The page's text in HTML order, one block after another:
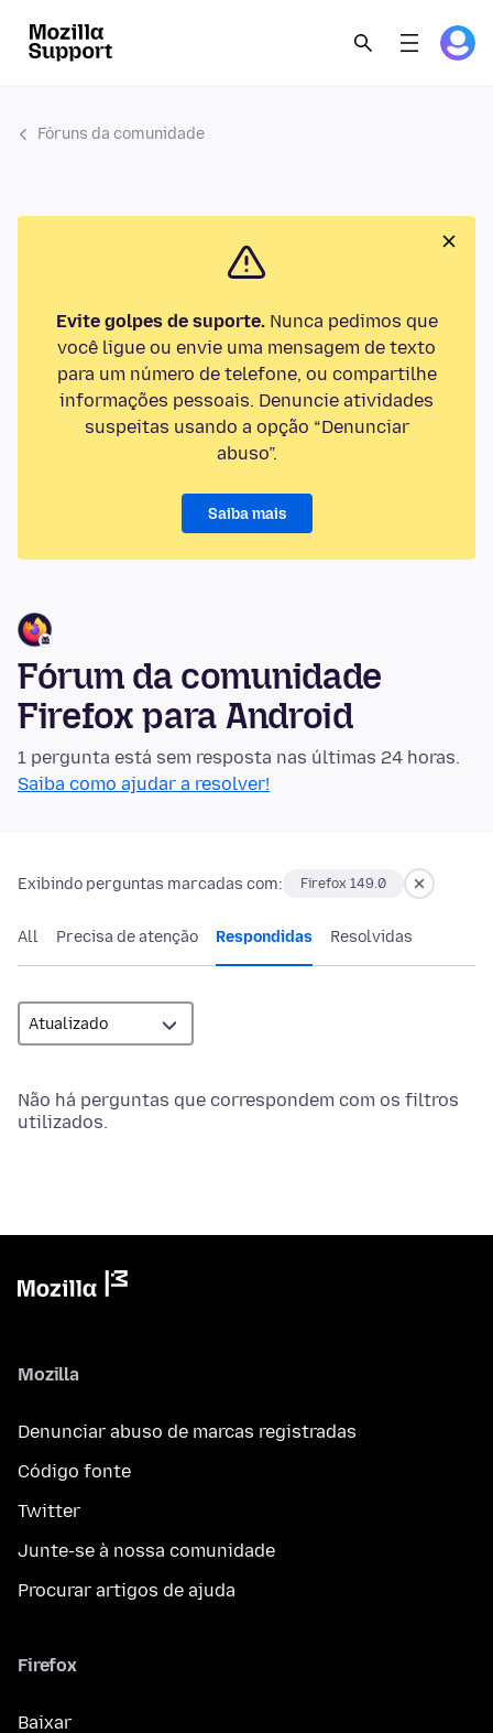
Fóruns da comunidade
Evite golpes de suporte.Nunca pedimos que
você ligue ou envie uma mensagem de texto
para um número de telefone, ou compartilhe
informações pessoais. Denuncie atividades
suspeitas usando a opção “Denunciar
abuso”.
Saiba mais
Fórum da comunidade
Firefox para Android
1 pergunta está sem resposta nas últimas 24 horas.
Saiba como ajudar a resolver!
Exibindo perguntas marcadas com: Firefox 149.0
All Precisa de atenção Respondidas Resolvidas
Não há perguntas que correspondem com os filtros
utilizados.
Mozilla
Denunciar abuso de marcas registradas
Código fonte
Twitter
Junte-se à nossa comunidade
Procurar artigos de ajuda
Firefox
Baixar